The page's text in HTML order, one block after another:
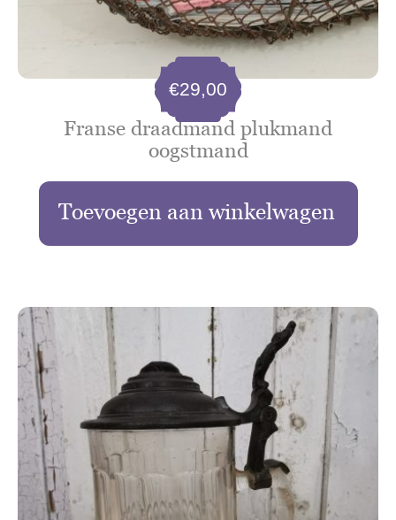
Franse draadmand plukmand
oogstmand
€29,00
Toevoegen aan winkelwagen